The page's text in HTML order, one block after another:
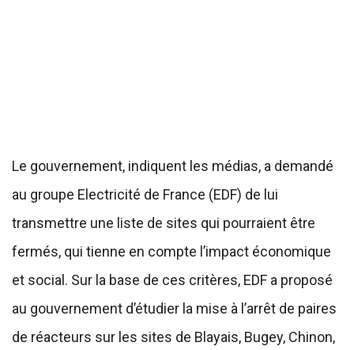
Le gouvernement, indiquent les médias, a demandé
au groupe Electricité de France (EDF) de lui
transmettre une liste de sites qui pourraient être
fermés, qui tienne en compte l’impact économique
et social. Sur la base de ces critères, EDF a proposé
au gouvernement d’étudier la mise à l’arrêt de paires
de réacteurs sur les sites de Blayais, Bugey, Chinon,